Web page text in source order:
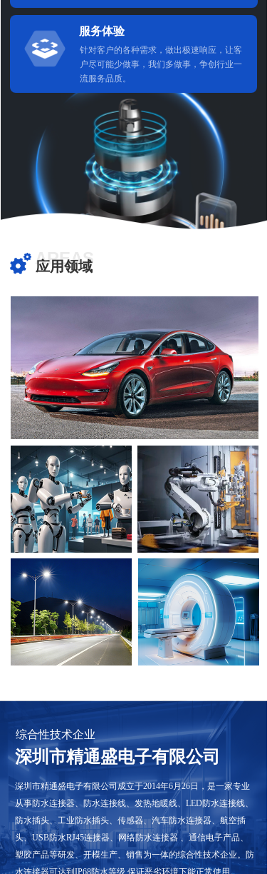
针对客户的各种需求，做出极速响应，让客
户尽可能少做事，我们多做事，争创行业一
流服务品质。
服务体验
AREAS
应用领域
综合性技术企业
深圳市精通盛电子有限公司
深圳市精通盛电子有限公司成立于2014年6月26日，是一家专业
从事防水连接器、防水连接线、发热地暖线、LED防水连接线、
防水插头、工业防水插头、传感器、汽车防水连接器、航空插
头、USB防水RJ45连接器、网络防水连接器 、通信电子产品、
塑胶产品等研发、开模生产、销售为一体的综合性技术企业。防
水连接器可达到IP68防水等级,保证恶劣环境下能正常使用。